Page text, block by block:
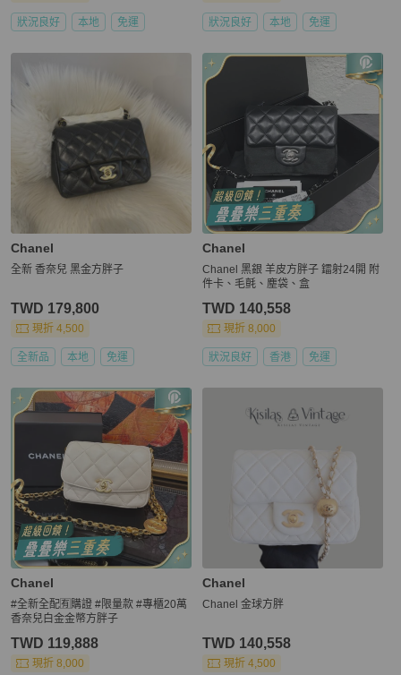
狀況良好 本地 免運 狀況良好 本地 免運
Chanel
全新 香奈兒 黑金方胖子
TWD 179,800
現折 4,500
全新品 本地 免運
Chanel
Chanel 黑銀 羊皮方胖子 鐳射24開 附
件卡、毛氈、塵袋、盒
TWD 140,558
現折 8,000
狀況良好 香港 免運
Chanel
#全新全配🈶購證 #限量款 #專櫃20萬
香奈兒白金金幣方胖子
TWD 119,888
現折 8,000
Chanel
Chanel 金球方胖
TWD 140,558
現折 4,500